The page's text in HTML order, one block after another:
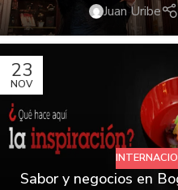
Juan Uribe
23
NOV
Sabor y negocios en